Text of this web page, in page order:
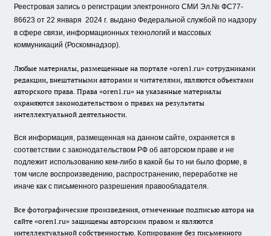
Реестровая запись о регистрации электронного СМИ Эл.№ ФС77-
86623 от 22 января 2024 г. выдано Федеральной службой по надзору
в сфере связи, информационных технологий и массовых
коммуникаций (Роскомнадзор).
Любые материалы, размещенные на портале «oren1.ru» сотрудниками
редакции, внештатными авторами и читателями, являются объектами
авторского права. Права «oren1.ru» на указанные материалы
охраняются законодательством о правах на результаты
интеллектуальной деятельности.
Вся информация, размещенная на данном сайте, охраняется в
соответствии с законодательством РФ об авторском праве и не
подлежит использованию кем-либо в какой бы то ни было форме, в
том числе воспроизведению, распространению, переработке не
иначе как с письменного разрешения правообладателя.
Все фотографические произведения, отмеченные подписью автора на
сайте «oren1.ru» защищены авторским правом и являются
интеллектуальной собственностью. Копирование без письменного